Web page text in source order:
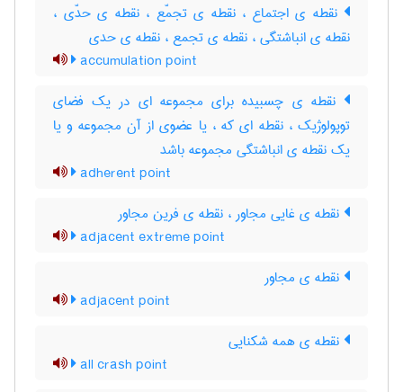
نقطه ی اجتماع ، نقطه ی تجمّع ، نقطه ی حدّی ،
نقطه ی انباشتگی ، نقطه ی تجمع ، نقطه ی حدی
accumulation point
نقطه ی چسبیده برای مجموعه ای در یک فضای
توپولوژیک ، نقطه ای که ، یا عضوی از آن مجموعه و یا
یک نقطه ی انباشتگی مجموعه باشد
adherent point
نقطه ی غایی مجاور ، نقطه ی فرین مجاور
adjacent extreme point
نقطه ی مجاور
adjacent point
نقطه ی همه شکنایی
all crash point